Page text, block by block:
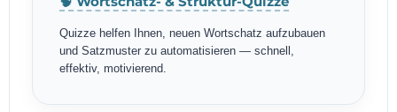
Quizze helfen Ihnen, neuen Wortschatz aufzubauen
und Satzmuster zu automatisieren — schnell,
effektiv, motivierend.